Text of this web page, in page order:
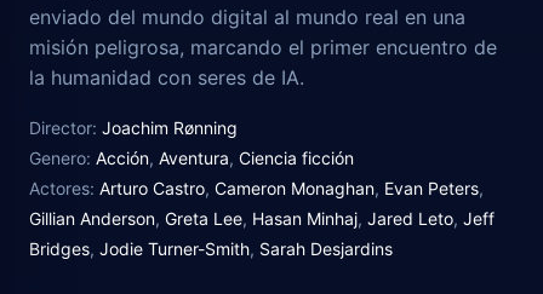
enviado del mundo digital al mundo real en una
misión peligrosa, marcando el primer encuentro de
la humanidad con seres de IA.
Director: Joachim Rønning
Genero: Acción, Aventura, Ciencia ficción
Actores: Arturo Castro, Cameron Monaghan, Evan Peters,
Gillian Anderson, Greta Lee, Hasan Minhaj, Jared Leto, Jeff
Bridges, Jodie Turner-Smith, Sarah Desjardins